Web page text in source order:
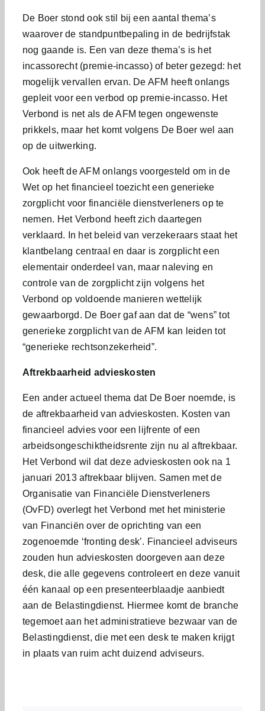
De Boer stond ook stil bij een aantal thema’s
waarover de standpuntbepaling in de bedrijfstak
nog gaande is. Een van deze thema’s is het
incassorecht (premie-incasso) of beter gezegd: het
mogelijk vervallen ervan. De AFM heeft onlangs
gepleit voor een verbod op premie-incasso. Het
Verbond is net als de AFM tegen ongewenste
prikkels, maar het komt volgens De Boer wel aan
op de uitwerking.
Ook heeft de AFM onlangs voorgesteld om in de
Wet op het financieel toezicht een generieke
zorgplicht voor financiële dienstverleners op te
nemen. Het Verbond heeft zich daartegen
verklaard. In het beleid van verzekeraars staat het
klantbelang centraal en daar is zorgplicht een
elementair onderdeel van, maar naleving en
controle van de zorgplicht zijn volgens het
Verbond op voldoende manieren wettelijk
gewaarborgd. De Boer gaf aan dat de “wens” tot
generieke zorgplicht van de AFM kan leiden tot
“generieke rechtsonzekerheid”.
Aftrekbaarheid advieskosten
Een ander actueel thema dat De Boer noemde, is
de aftrekbaarheid van advieskosten. Kosten van
financieel advies voor een lijfrente of een
arbeidsongeschiktheidsrente zijn nu al aftrekbaar.
Het Verbond wil dat deze advieskosten ook na 1
januari 2013 aftrekbaar blijven. Samen met de
Organisatie van Financiële Dienstverleners
(OvFD) overlegt het Verbond met het ministerie
van Financiën over de oprichting van een
zogenoemde ‘fronting desk’. Financieel adviseurs
zouden hun advieskosten doorgeven aan deze
desk, die alle gegevens controleert en deze vanuit
één kanaal op een presenteerblaadje aanbiedt
aan de Belastingdienst. Hiermee komt de branche
tegemoet aan het administratieve bezwaar van de
Belastingdienst, die met een desk te maken krijgt
in plaats van ruim acht duizend adviseurs.